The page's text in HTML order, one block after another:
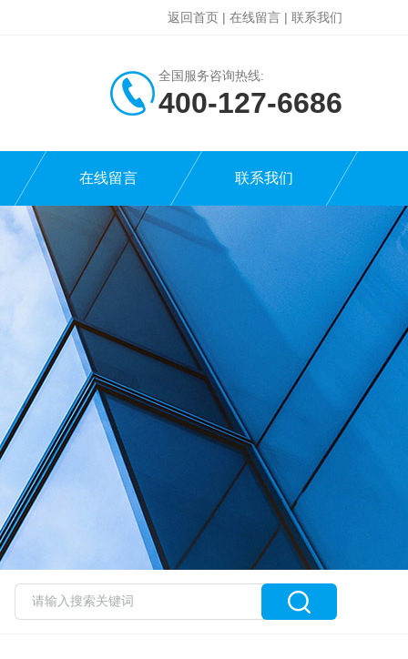
返回首页 | 在线留言 | 联系我们
全国服务咨询热线:
400-127-6686
在线留言 联系我们